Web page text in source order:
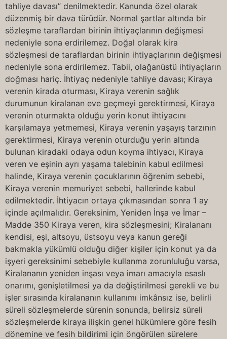
tahliye davası” denilmektedir. Kanunda özel olarak
düzenmiş bir dava türüdür. Normal şartlar altında bir
sözleşme taraflardan birinin ihtiyaçlarının değişmesi
nedeniyle sona erdirilemez. Doğal olarak kira
sözleşmesi de taraflardan birinin ihtiyaçlarının değişmesi
nedeniyle sona erdirilemez. Tabii, olağanüstü ihtiyaçların
doğması hariç. İhtiyaç nedeniyle tahliye davası; Kiraya
verenin kirada oturması, Kiraya verenin sağlık
durumunun kiralanan eve geçmeyi gerektirmesi, Kiraya
verenin oturmakta olduğu yerin konut ihtiyacını
karşılamaya yetmemesi, Kiraya verenin yaşayış tarzının
gerektirmesi, Kiraya verenin oturduğu yerin altında
bulunan kiradaki odaya odun koyma ihtiyacı, Kiraya
veren ve eşinin ayrı yaşama talebinin kabul edilmesi
halinde, Kiraya verenin çocuklarının öğrenim sebebi,
Kiraya verenin memuriyet sebebi, hallerinde kabul
edilmektedir. İhtiyacın ortaya çıkmasından sonra 1 ay
içinde açılmalıdır. Gereksinim, Yeniden İnşa ve İmar –
Madde 350 Kiraya veren, kira sözleşmesini; Kiralananı
kendisi, eşi, altsoyu, üstsoyu veya kanun gereği
bakmakla yükümlü olduğu diğer kişiler için konut ya da
işyeri gereksinimi sebebiyle kullanma zorunluluğu varsa,
Kiralananın yeniden inşası veya imarı amacıyla esaslı
onarımı, genişletilmesi ya da değiştirilmesi gerekli ve bu
işler sırasında kiralananın kullanımı imkânsız ise, belirli
süreli sözleşmelerde sürenin sonunda, belirsiz süreli
sözleşmelerde kiraya ilişkin genel hükümlere göre fesih
dönemine ve fesih bildirimi için öngörülen sürelere